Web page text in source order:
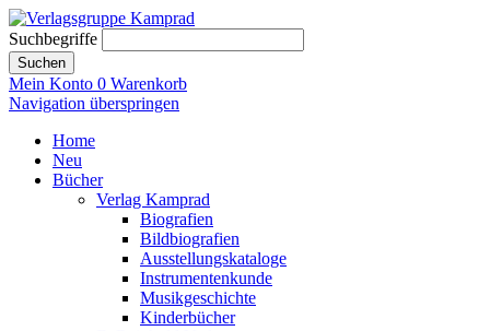
Suchbegriffe
Suchen
Mein Konto 0 Warenkorb
Navigation überspringen
Home
Neu
Bücher
Verlag Kamprad
Biografien
Bildbiografien
Ausstellungskataloge
Instrumentenkunde
Musikgeschichte
Kinderbücher